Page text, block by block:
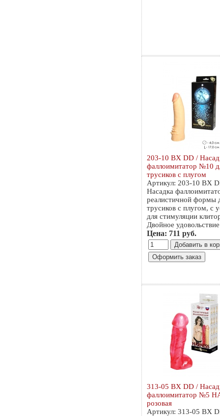
203-10 BX DD /
фаллоимитатор №10
трусиков с плугом
Артикул: 203-10 BX
Насадка
реалистичной формы
трусиков с плугом, с
для стимуляции
Двойное
Цена: 711 руб.
313-05 BX DD /
фаллоимитатор №5
розовая
Артикул: 313-05 BX